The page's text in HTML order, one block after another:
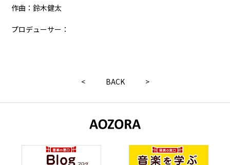
作曲：鈴木健太
プロデューサー：
< BACK >